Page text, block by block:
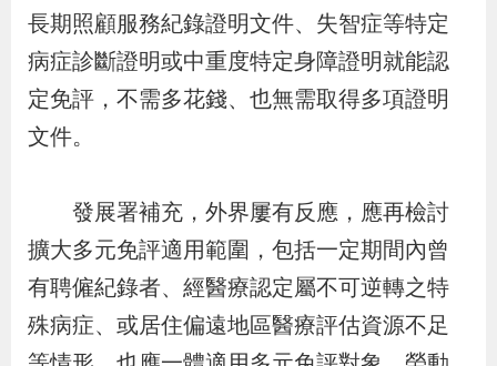
策
府
網
料
開
放
宣
長期照顧服務紀錄證明文件、失智症等特定
病症診斷證明或中重度特定身障證明就能認
定免評，不需多花錢、也無需取得多項證明
文件。
發展署補充，外界屢有反應，應再檢討
擴大多元免評適用範圍，包括一定期間內曾
有聘僱紀錄者、經醫療認定屬不可逆轉之特
殊病症、或居住偏遠地區醫療評估資源不足